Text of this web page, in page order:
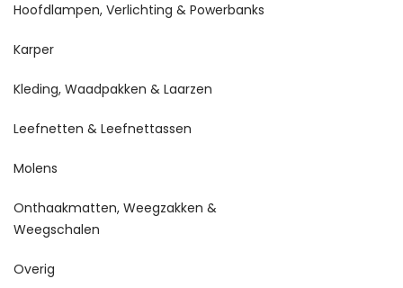
Hoofdlampen, Verlichting & Powerbanks
Karper
Kleding, Waadpakken & Laarzen
Leefnetten & Leefnettassen
Molens
Onthaakmatten, Weegzakken &
Weegschalen
Overig